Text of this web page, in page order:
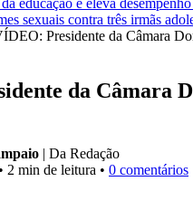
educação e eleva
sexuais contra três irmãs
Presidente da Câmara
da Câmara
| Da Redação
• 2 min de leitura • 0 comentários